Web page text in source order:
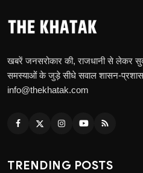
खबरें जनसरोकार की, राजधानी से लेकर
समस्याओं के जुड़े सीधे सवाल शासन-
info@thekhatak.com
TRENDING POSTS